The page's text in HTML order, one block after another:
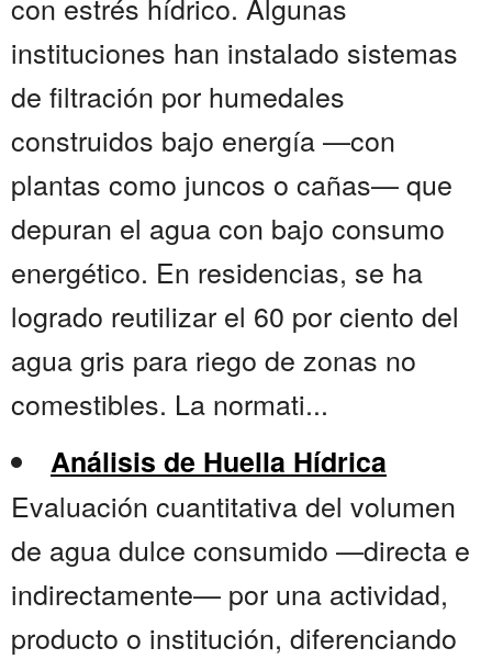
instituciones han instalado sistemas
de filtración por humedales
construidos bajo energía —con
plantas como juncos o cañas— que
depuran el agua con bajo consumo
energético. En residencias, se ha
logrado reutilizar el 60 por ciento del
agua gris para riego de zonas no
comestibles. La normati...
Análisis de Huella Hídrica
Evaluación cuantitativa del volumen
de agua dulce consumido —directa e
indirectamente— por una actividad,
producto o institución, diferenciando